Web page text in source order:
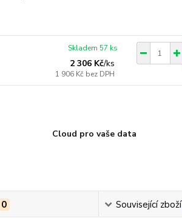
2 306 Kč/ks
1 906 Kč bez DPH
Skladem 57 ks
Cloud pro vaše data
0 Související zboží